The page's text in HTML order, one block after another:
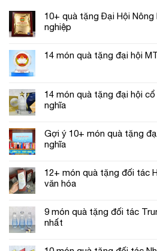
10+ quà tặng Đại Hội Nông
nghiệp
14 món quà tặng đại hội
14 món quà tặng đại hội
nghĩa
Gợi ý 10+ món quà tặng
nghĩa
12+ món quà tặng đối tác
văn hóa
9 món quà tặng đối tác
nhất